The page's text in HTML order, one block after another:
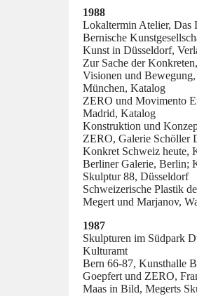
1988
Lokaltermin Atelier, Das
Bernische
Kunst in Düsseldorf,
Zur Sache der
Visionen und
München, Katalog
ZERO und Movimento
Madrid, Katalog
Konstruktion und
ZERO, Galerie Schöller
Konkret Schweiz heute,
Berliner Galerie, Berlin;
Skulptur 88, Düsseldorf
Schweizerische Plastik
Megert und Marjanov,
1987
Skulpturen im Südpark
Kulturamt
Bern 66-87, Kunsthalle
Goepfert und ZERO,
Maas in Bild, Megerts